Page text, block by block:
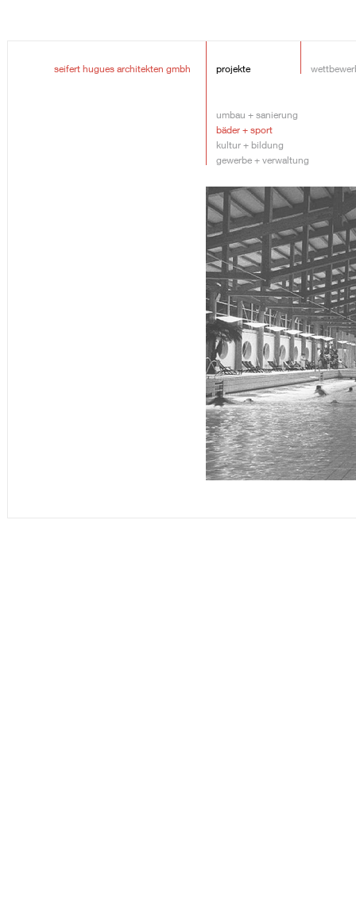
seifert hugues architekten gmbh projekte
umbau + sanierung
bäder + sport
kultur + bildung
gewerbe + verwaltung